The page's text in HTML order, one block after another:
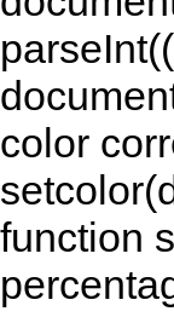
color
function